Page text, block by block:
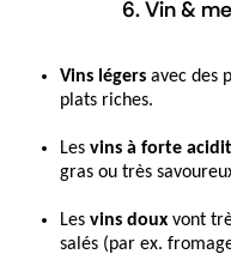
6. Vin &
Vins légers avec des
plats riches.
Les vins à forte
gras ou très
Les vins doux vont
salés (par ex.